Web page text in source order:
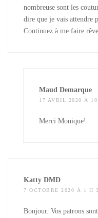
nombreuse sont les
dire que je vais attendre
Continuez à me faire
Maud Demarque
17 AVRIL 2020 À
Merci Monique!
Katty DMD
7 OCTOBRE 2020 À 1 H
Bonjour. Vos patrons